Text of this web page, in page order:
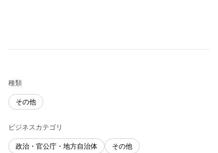
種類
その他
ビジネスカテゴリ
政治・官公庁・地方自治体 その他